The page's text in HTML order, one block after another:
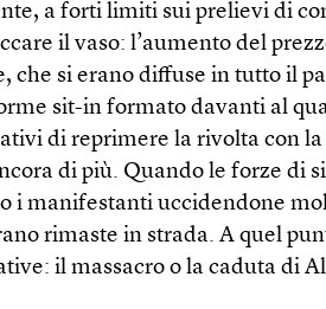
a forti limiti sui prelievi di
il vaso: l’aumento del
che si erano diffuse in tutto il
sit-in formato davanti al
di reprimere la rivolta con la
di più. Quando le forze di
i manifestanti uccidendone
rimaste in strada. A quel
il massacro o la caduta di